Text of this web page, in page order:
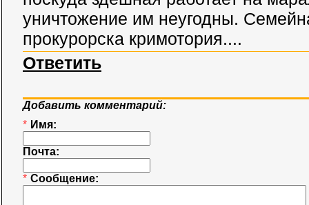
уничтожение им неугодны.
прокурорска кримотория....
Ответить
Добавить комментарий:
* Имя:
Почта:
* Сообщение: